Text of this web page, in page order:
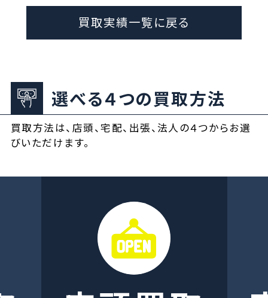
買取実績一覧に戻る
選べる４つの買取方法
買取方法は、店頭、宅配、出張、法人の４つからお選
びいただけます。